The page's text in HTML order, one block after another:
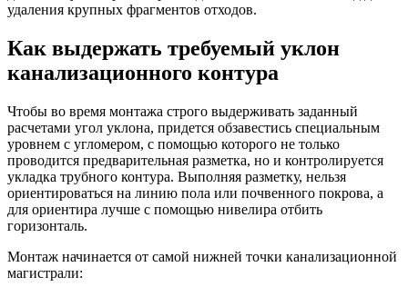
удаления крупных фрагментов отходов.
Как выдержать требуемый уклон
канализационного контура
Чтобы во время монтажа строго выдерживать заданный
расчетами угол уклона, придется обзавестись специальным
уровнем с угломером, с помощью которого не только
проводится предварительная разметка, но и контролируется
укладка трубного контура. Выполняя разметку, нельзя
ориентироваться на линию пола или почвенного покрова, а
для ориентира лучше с помощью нивелира отбить
горизонталь.
Монтаж начинается от самой нижней точки канализационной
магистрали: